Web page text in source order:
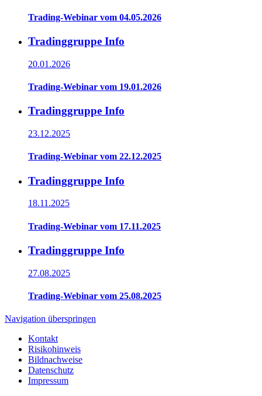
Trading-Webinar vom 04.05.2026
Tradinggruppe Info
20.01.2026
Trading-Webinar vom 19.01.2026
Tradinggruppe Info
23.12.2025
Trading-Webinar vom 22.12.2025
Tradinggruppe Info
18.11.2025
Trading-Webinar vom 17.11.2025
Tradinggruppe Info
27.08.2025
Trading-Webinar vom 25.08.2025
Navigation überspringen
Kontakt
Risikohinweis
Bildnachweise
Datenschutz
Impressum